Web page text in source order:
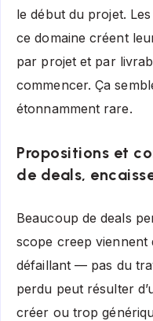
le début du projet.
ce domaine créent
par projet et par
commencer. Ça
étonnamment rare.
Propositions et
de deals,
Beaucoup de deals
scope creep viennent
défaillant — pas du
perdu peut résulter
créer ou trop